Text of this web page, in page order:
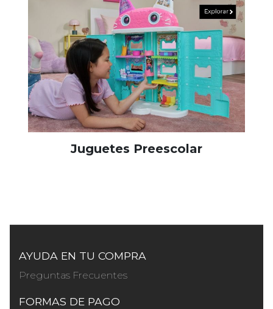
Juguetes Preescolar
AYUDA EN TU COMPRA
Preguntas Frecuentes
FORMAS DE PAGO